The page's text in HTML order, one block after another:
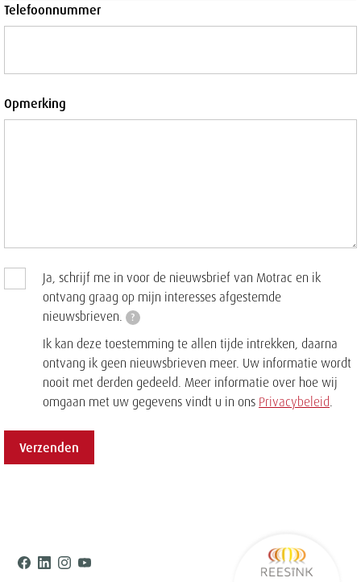
Telefoonnummer
Opmerking
Ja, schrijf me in voor de nieuwsbrief van Motrac en ik
ontvang graag op mijn interesses afgestemde
nieuwsbrieven.
?
Ik kan deze toestemming te allen tijde intrekken, daarna
ontvang ik geen nieuwsbrieven meer. Uw informatie wordt
nooit met derden gedeeld. Meer informatie over hoe wij
omgaan met uw gegevens vindt u in ons Privacybeleid
Verzenden
Facebook
LinkedinInstagram
Youtube